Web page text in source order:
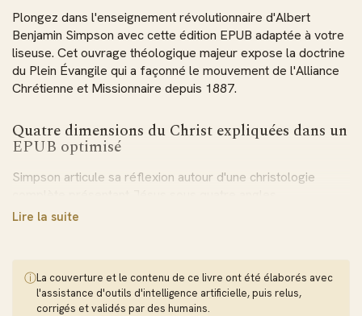
Plongez dans l'enseignement révolutionnaire d'Albert
Benjamin Simpson avec cette édition EPUB adaptée à votre
liseuse. Cet ouvrage théologique majeur expose la doctrine
du Plein Évangile qui a façonné le mouvement de l'Alliance
Chrétienne et Missionnaire depuis 1887.
Quatre dimensions du Christ expliquées dans un
EPUB optimisé
Simpson articule sa réflexion autour d'une christologie
complémentaires. Comme sauveur, il offre la rédemption
l'espérance eschatologique. Le format EPUB s'adapte
automatiquement à la taille de votre écran pour un confort
Lire la suite
ⓘLa couverture et le contenu de ce livre ont été élaborés avec
l'assistance d'outils d'intelligence artificielle, puis relus,
corrigés et validés par des humains.